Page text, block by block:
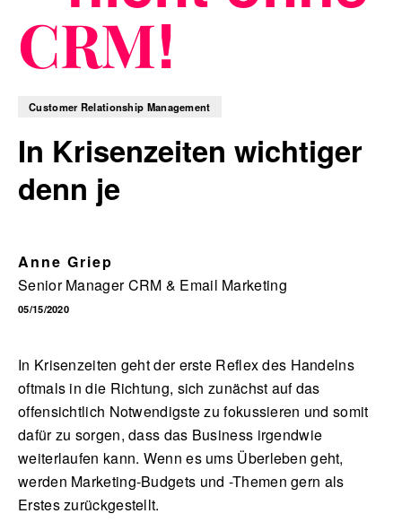
Erlebnispark
Blog
Nachhaltigkeit
Kontakt
CRM!
Customer Relationship Management
In Krisenzeiten wichtiger
denn je
Anne Griep
Senior Manager CRM & Email Marketing
05/15/2020
In Krisenzeiten geht der erste Reflex des Handelns
oftmals in die Richtung, sich zunächst auf das
offensichtlich Notwendigste zu fokussieren und somit
dafür zu sorgen, dass das Business irgendwie
weiterlaufen kann. Wenn es ums Überleben geht,
werden Marketing-Budgets und -Themen gern als
Erstes zurückgestellt.